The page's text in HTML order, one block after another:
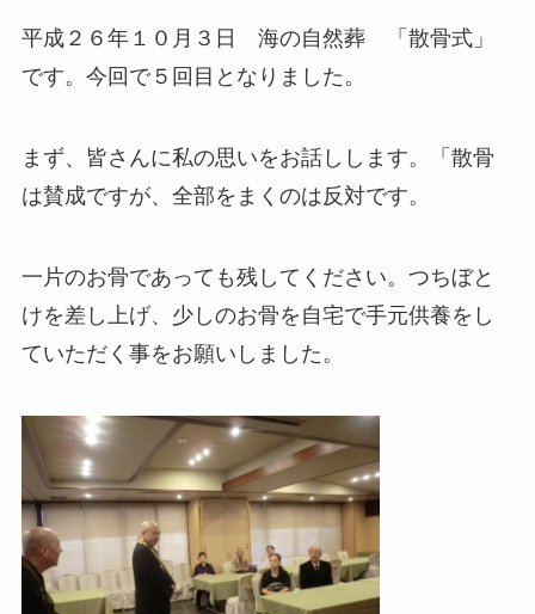
平成２６年１０月３日 海の自然葬 「散骨式」
です。今回で５回目となりました。
まず、皆さんに私の思いをお話しします。「散骨
は賛成ですが、全部をまくのは反対です。
一片のお骨であっても残してください。つちぼと
けを差し上げ、少しのお骨を自宅で手元供養をし
ていただく事をお願いしました。